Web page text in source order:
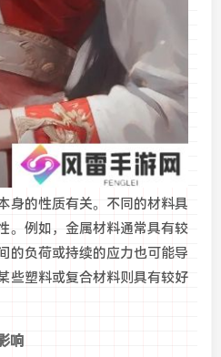
身的性质有关。不同的材料具
。例如，金属材料通常具有较
的负荷或持续的应力也可能导
些塑料或复合材料则具有较好
响